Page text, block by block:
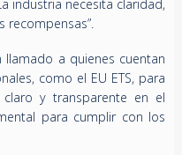
industria necesita claridad,
recompensas”.
llamado a quienes cuentan
como el EU ETS, para
y transparente en el
para cumplir con los